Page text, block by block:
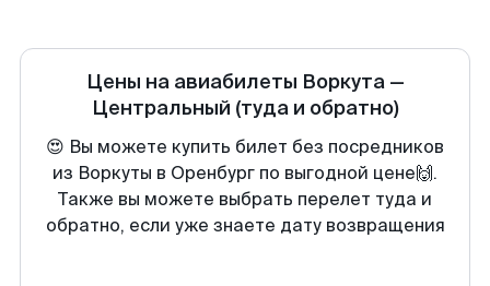
Цены на авиабилеты Воркута—
Центральный (туда и обратно)
😍 Вы можете купить билет без посредников
из Воркуты в Оренбург по выгодной цене🙌.
Также вы можете выбрать перелет туда и
обратно, если уже знаете дату возвращения